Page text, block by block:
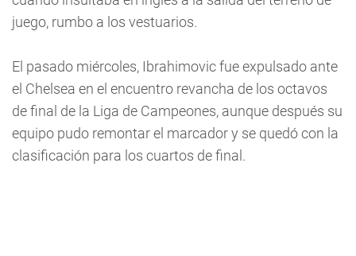
juego, rumbo a los vestuarios.
El pasado miércoles, Ibrahimovic fue expulsado ante
el Chelsea en el encuentro revancha de los octavos
de final de la Liga de Campeones, aunque después su
equipo pudo remontar el marcador y se quedó con la
clasificación para los cuartos de final.